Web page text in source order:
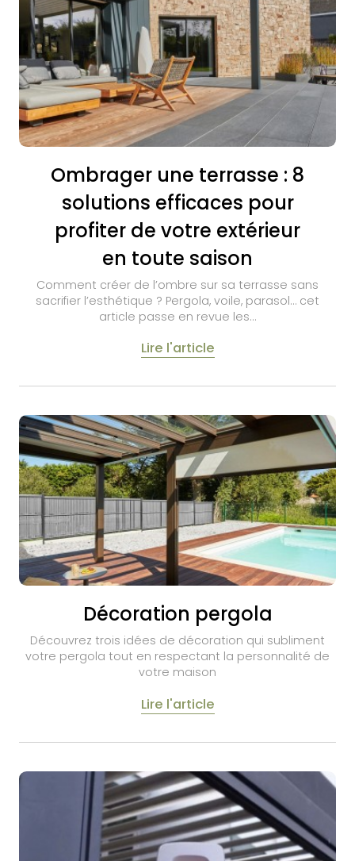
Ombrager une terrasse : 8
solutions efficaces pour
profiter de votre extérieur
en toute saison
Comment créer de l’ombre sur sa terrasse sans
sacrifier l’esthétique ? Pergola, voile, parasol… cet
article passe en revue les…
Lire l'article
Décoration pergola
Découvrez trois idées de décoration qui subliment
votre pergola tout en respectant la personnalité de
votre maison
Lire l'article